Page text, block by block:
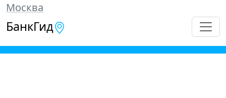
Москва
БанкГид